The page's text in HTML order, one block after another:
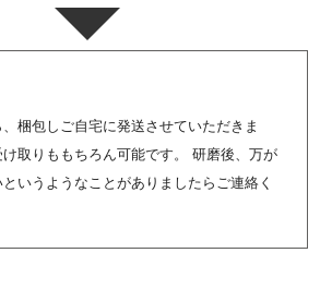
梱包しご自宅に発送させていただきま
取りももちろん可能です。 研磨後、万が
いうようなことがありましたらご連絡く